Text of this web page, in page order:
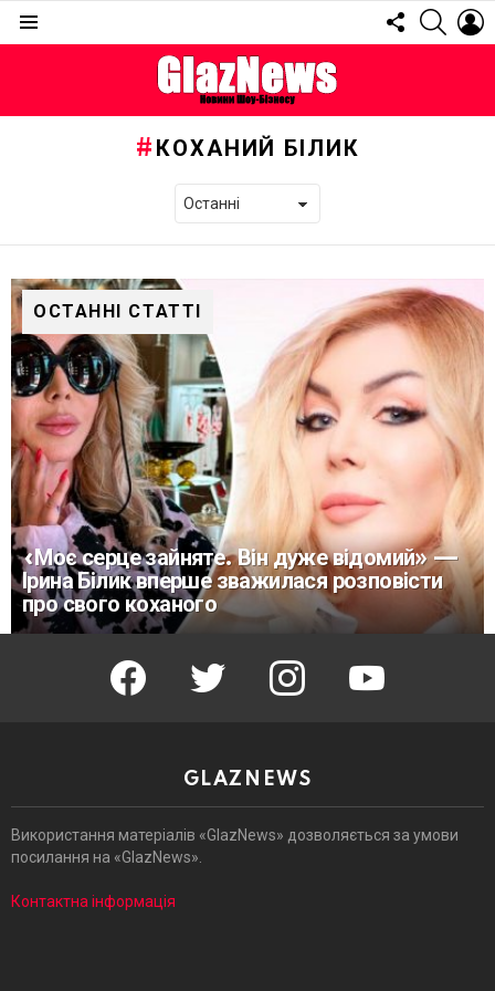
FOLLOW
US
КОХАНИЙ БІЛИК
ОСТАННІ СТАТТІ
«Моє серце зайняте. Він дуже відомий» —
Ірина Білик вперше зважилася розповісти
про свого коханого
facebook twitter instagram youtube
GLAZNEWS
Використання матеріалів «GlazNews» дозволяється за умови
посилання на «GlazNews».
Контактна інформація